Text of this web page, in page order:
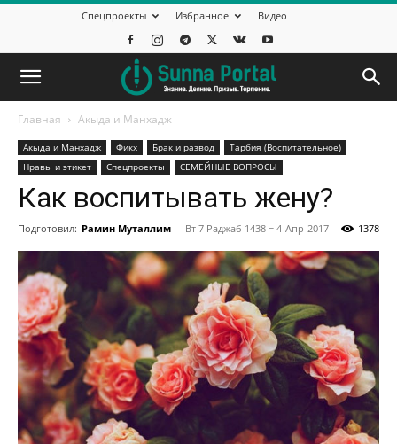
Спецпроекты Избранное Видео
Главная Акыда и Манхадж
Акыда и Манхадж Фикх Брак и развод
Тарбия (Воспитательное)
Нравы и этикет
Спецпроекты СЕМЕЙНЫЕ ВОПРОСЫ
Как воспитывать жену?
Подготовил: Рамин Муталлим - Вт 7 Раджаб 1438 = 4-Апр-2017 1378